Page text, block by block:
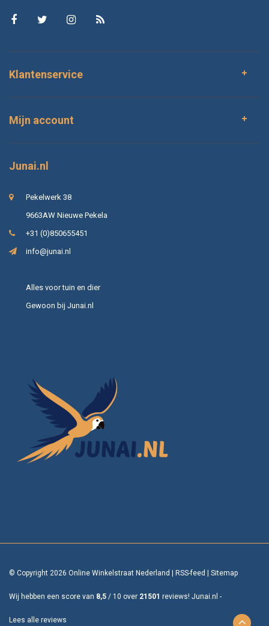
Klantenservice
Mijn account
Junai.nl
Pekelwerk 38
9663AW Nieuwe Pekela
+31 (0)850655451
info@junai.nl
Alles voor tuin en dier
Gewoon bij Junai.nl
© Copyright 2026 Online Winkelstraat Nederland RSS-feed Sitemap
Wij hebben een score van 8,5 / 10 over 21501 reviews! Junai.nl -
Lees alle reviews